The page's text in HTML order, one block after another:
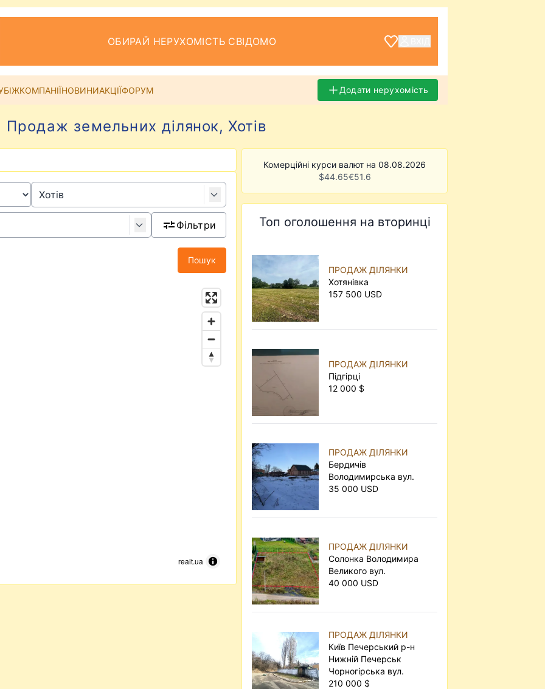
ОБИРАЙ НЕРУХОМІСТЬ СВІДОМО
КОМПАНІЇНОВИНИАКЦІЇФОРУМ Додати нерухомість
Продаж земельних ділянок, Хотів
Фільтри
Пошук
realt.ua
Комерційні курси валют на 08.08.2026
$44.65€51.6
Топ оголошення на вторинці
ПРОДАЖ ДІЛЯНКИ
Хотянівка
157 500 USD
ПРОДАЖ ДІЛЯНКИ
Підгірці
12 000 $
ПРОДАЖ ДІЛЯНКИ
Бердичів
Володимирська вул.
35 000 USD
ПРОДАЖ ДІЛЯНКИ
Солонка Володимира
Великого вул.
40 000 USD
ПРОДАЖ ДІЛЯНКИ
Київ Печерський р-н
Нижній Печерськ
Чорногірська вул.
210 000 $